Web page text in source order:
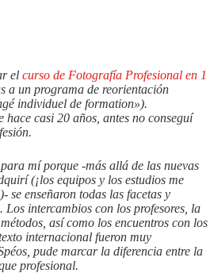
el curso de Fotografía Profesional en 1
a un programa de reorientación
individuel de formation»).
casi 20 años, antes no conseguí
mí porque -más allá de las nuevas
(¡los equipos y los estudios me
se enseñaron todas las facetas y
Los intercambios con los profesores, la
así como los encuentros con los
internacional fueron muy
pude marcar la diferencia entre la
profesional.